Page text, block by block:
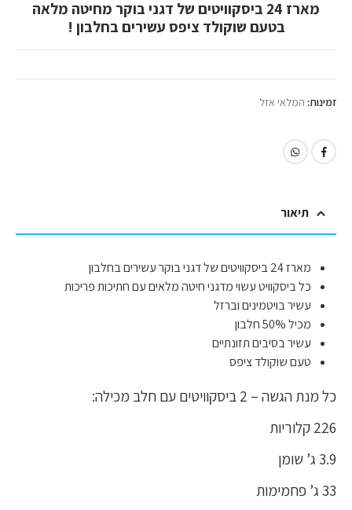
מארז 24 ביסקוויטים של דגני בוקר מחיטה מלאה
בטעם שוקולד ציפס עשירים בחלבון !
זמינות: המלאי אזל
תיאור
מארז 24 ביסקוויטים של דגני בוקר עשירים בחלבון
כל ביסקוויט עשוי מדגני חיטה מלאים עם חתיכות פריכות
עשיר בויטמינים וברזל
מכיל 50% חלבון
עשיר בסיבים תזונתיים
טעם שוקולד ציפס
כל מנת הגשה – 2 ביסקוויטים עם חלב מכילה:
226 קלוריות
3.9 ג’ שומן
33 ג’ פחמימות